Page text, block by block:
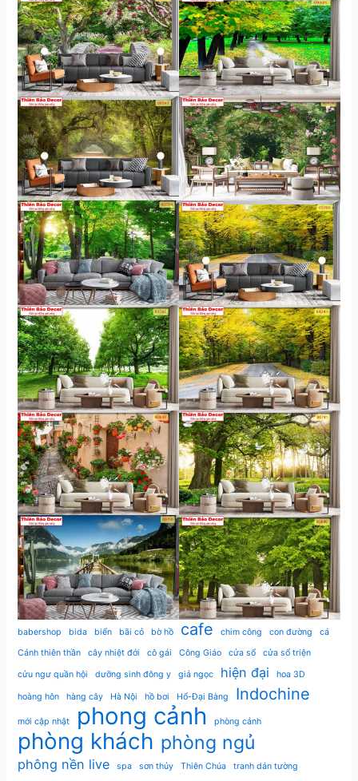
babershop bida biển bãi cỏ bờ hồ cafe chim công con đường
cá
Cánh thiên thần
cây nhiệt đới cô gái Công Giáo cửa sổ cửa sổ triện
cửu ngư quần hội dưỡng sinh đông y giả ngọc hiện đại hoa 3D
hoàng hôn hàng cây Hà Nội hồ bơi Hổ-Đại Bàng Indochine
mới cập nhật phong cảnh phòng cảnh
phòng khách phòng ngủ
phông nền live spa sơn thủy Thiên Chúa tranh dán tường